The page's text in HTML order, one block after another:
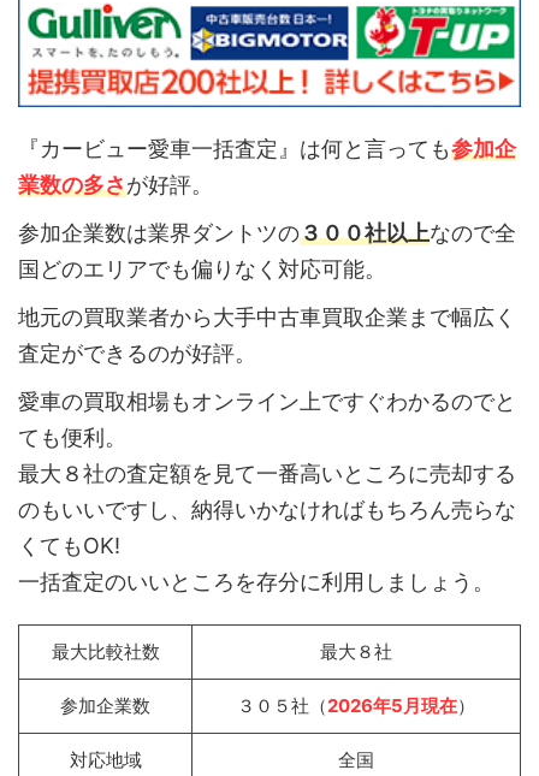
『カービュー愛車一括査定』は何と言っても参加企
業数の多さが好評。
参加企業数は業界ダントツの３００社以上なので全
国どのエリアでも偏りなく対応可能。
地元の買取業者から大手中古車買取企業まで幅広く
査定ができるのが好評。
愛車の買取相場もオンライン上ですぐわかるのでと
ても便利。
最大８社の査定額を見て一番高いところに売却する
のもいいですし、納得いかなければもちろん売らな
くてもOK!
一括査定のいいところを存分に利用しましょう。
最大比較社数 最大８社
参加企業数 ３０５社（2026年5月現在）
対応地域 全国